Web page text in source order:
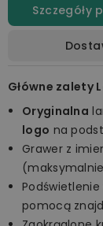
Szczegóły
Główne zalety
Oryginalna
logo na
Grawer z
pomocą